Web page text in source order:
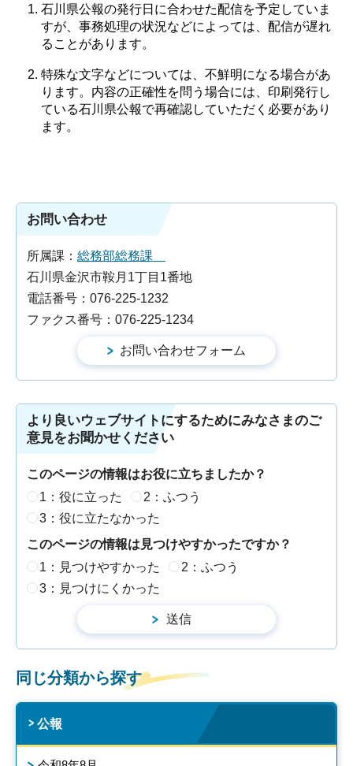
石川県公報の発行日に合わせた配信を予定していま
すが、事務処理の状況などによっては、配信が遅れ
ることがあります。
特殊な文字などについては、不鮮明になる場合があ
ります。内容の正確性を問う場合には、印刷発行し
ている石川県公報で再確認していただく必要があり
ます。
お問い合わせ
所属課： 総務部総務課
石川県金沢市鞍月1丁目1番地
電話番号：076-225-1232
ファクス番号：076-225-1234
より良いウェブサイトにするためにみなさまのご
意見をお聞かせください
このページの情報はお役に立ちましたか？
1：役に立った
2：ふつう
3：役に立たなかった
このページの情報は見つけやすかったですか？
1：見つけやすかった
2：ふつう
3：見つけにくかった
同じ分類から探す
公報